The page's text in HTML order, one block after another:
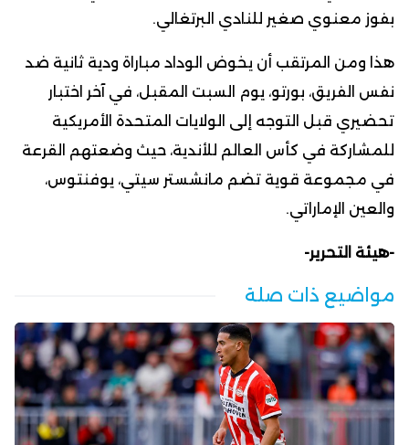
بفوز معنوي صغير للنادي البرتغالي.
هذا ومن المرتقب أن يخوض الوداد مباراة ودية ثانية ضد
نفس الفريق، بورتو، يوم السبت المقبل، في آخر اختبار
تحضيري قبل التوجه إلى الولايات المتحدة الأمريكية
للمشاركة في كأس العالم للأندية، حيث وضعتهم القرعة
في مجموعة قوية تضم مانشستر سيتي، يوفنتوس،
والعين الإماراتي.
-هيئة التحرير-
مواضيع ذات صلة